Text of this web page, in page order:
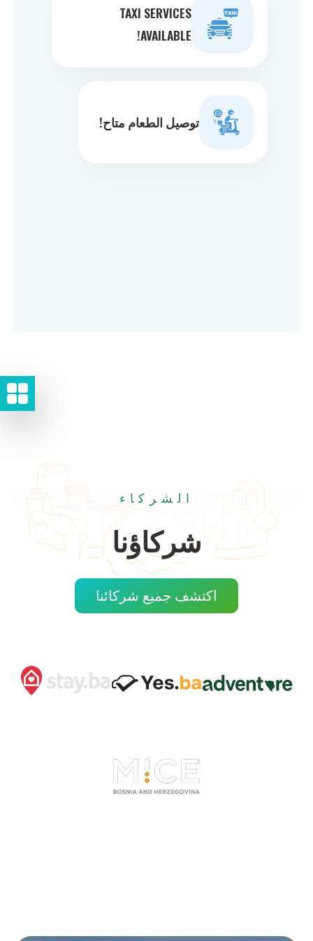
TAXI SERVICES
AVAILABLE!
توصيل الطعام متاح!
الشركاء
شركاؤنا
اكتشف جميع شركائنا